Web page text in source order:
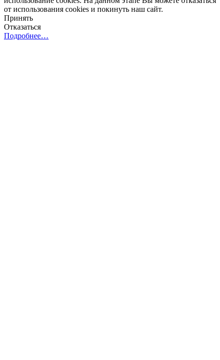
от использования cookies и покинуть наш сайт.
Принять
Отказаться
Подробнее…